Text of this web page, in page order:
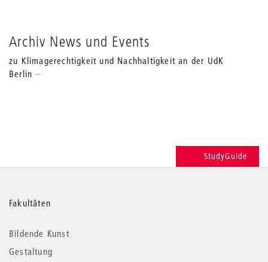
Archiv News und Events
zu Klimagerechtigkeit und Nachhaltigkeit an der UdK
Berlin
StudyGuide
Weitere
Informationen
Fakultäten
Bildende Kunst
Gestaltung